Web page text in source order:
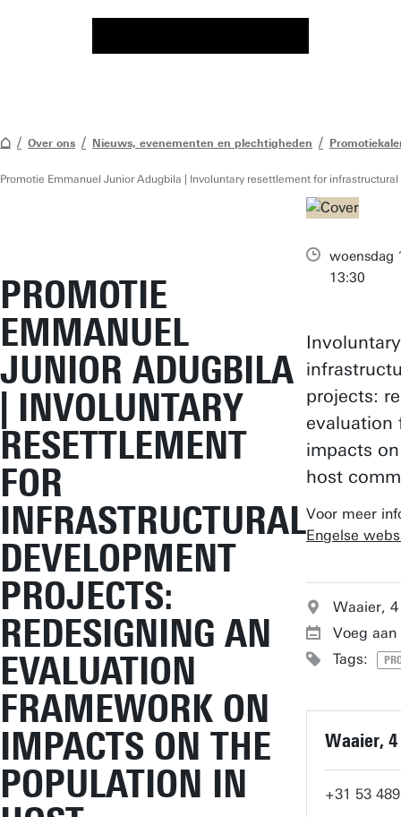
Over ons Nieuws, evenementen en plechtigheden
Promotie Emmanuel Junior Adugbila | Involuntary resettlement for
PROMOTIE
EMMANUEL
JUNIOR ADUGBILA
| INVOLUNTARY
RESETTLEMENT
FOR
INFRASTRUCTURAL
DEVELOPMENT
PROJECTS:
REDESIGNING AN
EVALUATION
FRAMEWORK ON
IMPACTS ON THE
POPULATION IN
woensdag
13:30
projects:
evaluation
impacts
host
Voor meer
Engelse
Waaier, 4
Voeg
Tags:
Waaier, 4
+31 53